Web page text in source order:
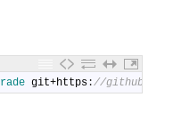
git+https ://